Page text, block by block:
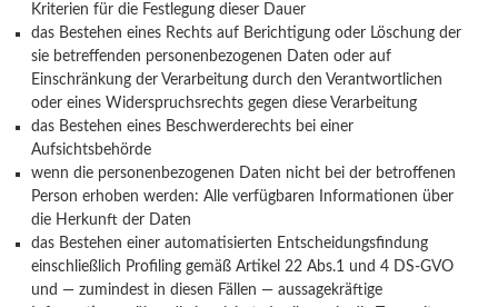
Kriterien für die Festlegung dieser Dauer
das Bestehen eines Rechts auf Berichtigung oder Löschung der
sie betreffenden personenbezogenen Daten oder auf
Einschränkung der Verarbeitung durch den Verantwortlichen
oder eines Widerspruchsrechts gegen diese Verarbeitung
das Bestehen eines Beschwerderechts bei einer
Aufsichtsbehörde
wenn die personenbezogenen Daten nicht bei der betroffenen
Person erhoben werden: Alle verfügbaren Informationen über
die Herkunft der Daten
das Bestehen einer automatisierten Entscheidungsfindung
einschließlich Profiling gemäß Artikel 22 Abs.1 und 4 DS-GVO
und — zumindest in diesen Fällen — aussagekräftige